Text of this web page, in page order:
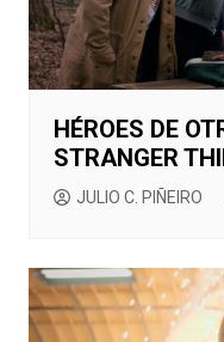
HÉROES DE
STRANGER
JULIO C. PIÑEIRO